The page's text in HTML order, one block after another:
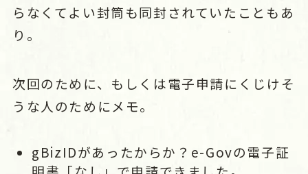
らなくてよい封筒も同封されていたこともあ
り。
次回のために、もしくは電子申請にくじけそ
うな人のためにメモ。
gBizIDがあったからか？e-Govの電子証